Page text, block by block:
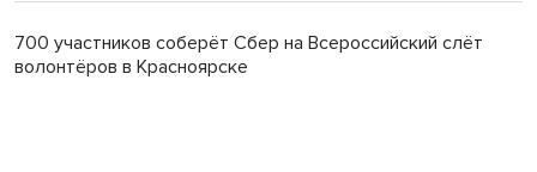
700 участников соберёт Сбер на Всероссийский слёт
волонтёров в Красноярске